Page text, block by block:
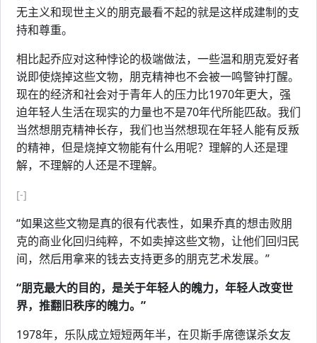
无主义和现世主义的朋克最看不起的就是这样成建制的支
持和尊重。
相比起乔应对这种悖论的极端做法，一些温和朋克爱好者
说即使烧掉这些文物，朋克精神也不会被一鸣警钟打醒。
现在的经济和社会对于青年人的压力比1970年更大，强
迫年轻人生活在现实的力量也不是70年代所能匹敌。我们
当然想朋克精神长存，我们也当然想现在年轻人能有反叛
的精神，但是烧掉文物能有什么用呢？理解的人还是理
解，不理解的人还是不理解。
[-]
“如果这些文物是真的很有代表性，如果乔真的想击败朋
克的商业化回归纯粹，不如卖掉这些文物，让他们回归民
间，然后用拿来的钱去支持更多的朋克艺术发展。”
“朋克最大的目的，是关于年轻人的魄力，年轻人改变世
界，推翻旧秩序的魄力。”
1978年，乐队成立短短两年半，在贝斯手席德谋杀女友